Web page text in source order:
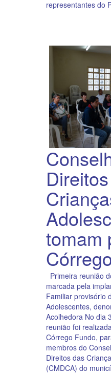
representantes do
tomam
Primeira reunião
marcada pela
Familiar provisório
Adolescentes,
Acolhedora No dia
reunião foi
Córrego Fundo,
membros do
Direitos das
(CMDCA) do